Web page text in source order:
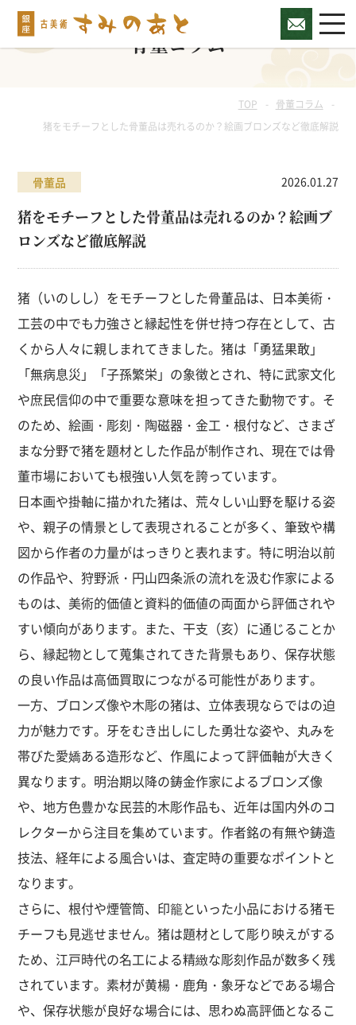
骨董コラム
TOP
骨董コラム
猪をモチーフとした骨董品は売れるのか？絵画ブロンズなど徹底解説
骨董品 2026.01.27
猪をモチーフとした骨董品は売れるのか？絵画ブ
ロンズなど徹底解説
猪（いのしし）をモチーフとした骨董品は、日本美術・
工芸の中でも力強さと縁起性を併せ持つ存在として、古
くから人々に親しまれてきました。猪は「勇猛果敢」
「無病息災」「子孫繁栄」の象徴とされ、特に武家文化
や庶民信仰の中で重要な意味を担ってきた動物です。そ
のため、絵画・彫刻・陶磁器・金工・根付など、さまざ
まな分野で猪を題材とした作品が制作され、現在では骨
董市場においても根強い人気を誇っています。
日本画や掛軸に描かれた猪は、荒々しい山野を駆ける姿
や、親子の情景として表現されることが多く、筆致や構
図から作者の力量がはっきりと表れます。特に明治以前
の作品や、狩野派・円山四条派の流れを汲む作家による
ものは、美術的価値と資料的価値の両面から評価されや
すい傾向があります。また、干支（亥）に通じることか
ら、縁起物として蒐集されてきた背景もあり、保存状態
の良い作品は高価買取につながる可能性があります。
一方、ブロンズ像や木彫の猪は、立体表現ならではの迫
力が魅力です。牙をむき出しにした勇壮な姿や、丸みを
帯びた愛嬌ある造形など、作風によって評価軸が大きく
異なります。明治期以降の鋳金作家によるブロンズ像
や、地方色豊かな民芸的木彫作品も、近年は国内外のコ
レクターから注目を集めています。作者銘の有無や鋳造
技法、経年による風合いは、査定時の重要なポイントと
なります。
さらに、根付や煙管筒、印籠といった小品における猪モ
チーフも見逃せません。猪は題材として彫り映えがする
ため、江戸時代の名工による精緻な彫刻作品が数多く残
されています。素材が黄楊・鹿角・象牙などである場合
や、保存状態が良好な場合には、思わぬ高評価となるこ